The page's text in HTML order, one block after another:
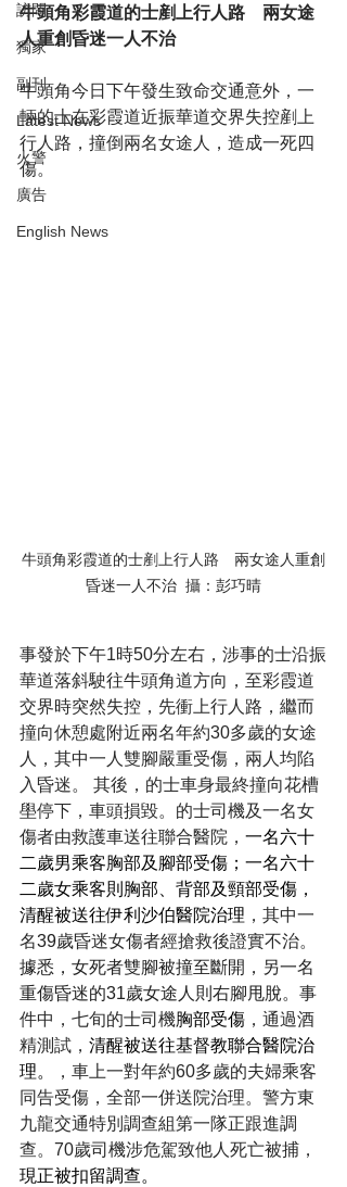
訪問
獨家
副刊
Latest News
火警
廣告
English News
牛頭角彩霞道的士剷上行人路　兩女途
人重創昏迷一人不治
牛頭角今日下午發生致命交通意外，一
輛的士在彩霞道近振華道交界失控剷上
行人路，撞倒兩名女途人，造成一死四
傷。
牛頭角彩霞道的士剷上行人路　兩女途人重創
昏迷一人不治 攝：彭巧晴
事發於下午1時50分左右，涉事的士沿振
華道落斜駛往牛頭角道方向，至彩霞道
交界時突然失控，先衝上行人路，繼而
撞向休憩處附近兩名年約30多歲的女途
人，其中一人雙腳嚴重受傷，兩人均陷
入昏迷。 其後，的士車身最終撞向花槽
壆停下，車頭損毀。的士司機及一名女
傷者由救護車送往聯合醫院， 一名六十
二歲男乘客胸部及腳部受傷；一名六十
二歲女乘客則胸部、背部及頸部受傷，
清醒被送往伊利沙伯醫院治理 ，其中一
名39歲昏迷女傷者經搶救後證實不治。
據悉，女死者雙腳被撞至斷開，另一名
重傷昏迷的31歲女途人則右腳甩脫。 事
件中，七旬的士司機胸部受傷 ，通過酒
精測試， 清醒被送往基督教聯合醫院治
理。
，車上一對年約60多歲的夫婦乘客
同告受傷，全部一併送院治理。警方東
九龍交通特別調查組第一隊正跟進調
查。70歲司機涉危駕致他人死亡被捕，
現正被扣留調查。